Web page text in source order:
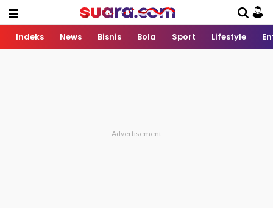
Indeks News Bisnis Bola Sport Lifestyle